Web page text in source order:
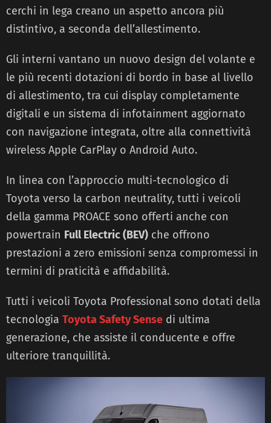
cerchi in lega creano un aspetto ancora più
distintivo, a seconda dell’allestimento.
Gli interni vantano un nuovo design del volante e
le più recenti dotazioni di bordo in base al livello
di allestimento, tra cui display completamente
digitali e un sistema di infotainment aggiornato
con navigazione integrata, oltre alla connettività
wireless Apple CarPlay o Android Auto.
In linea con l’approccio multi-tecnologico di
Toyota verso la carbon neutrality, tutti i veicoli
della gamma PROACE sono offerti anche con
powertrain Full Electric (BEV) che offrono
prestazioni a zero emissioni senza compromessi in
termini di praticità e affidabilità.
Tutti i veicoli Toyota Professional sono dotati della
tecnologia Toyota Safety Sense di ultima
generazione, che assiste il conducente e offre
ulteriore tranquillità.